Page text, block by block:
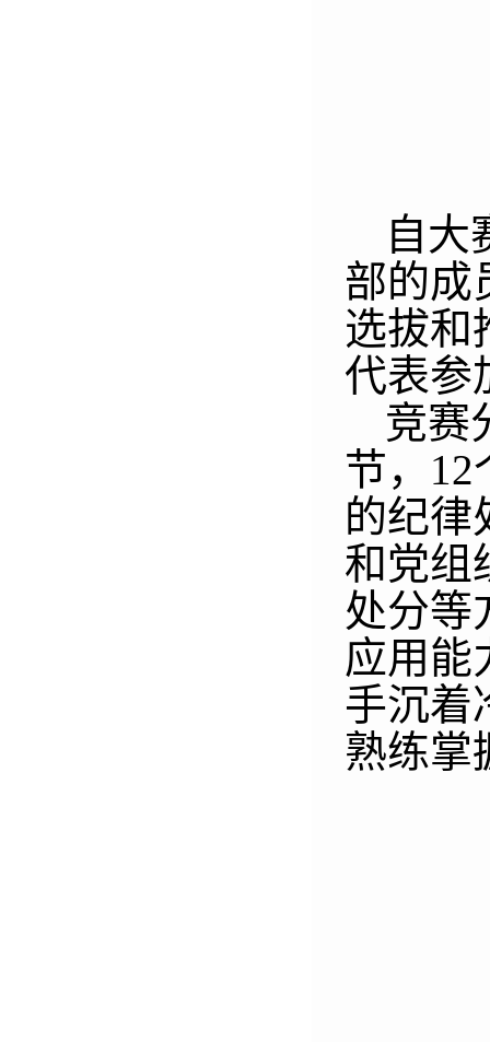
自大
部的成
选拔和
代表参
竞赛
节， 12
的纪律
和党组
处分等
应用能
手沉着
熟练掌